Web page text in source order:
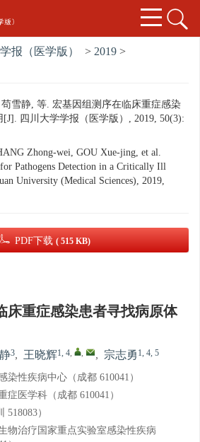
报（医学版） > 2019 >
雪静, 等. 宏基因组测序在临床重症感染
四川大学学报（医学版）, 2019, 50(3):
Zhong-wei, GOU Xue-jing, et al.
Pathogens Detection in a Critically Ill
University (Medical Sciences), 2019,
PDF下载 ( 515 KB)
床重症感染患者寻找病原体
3, 王晓辉1, 4, , , 宗志勇 1, 4, 5
染性疾病中心（成都 610041）
症医学科（成都 610041）
）
物治疗国家重点实验室感染性疾病